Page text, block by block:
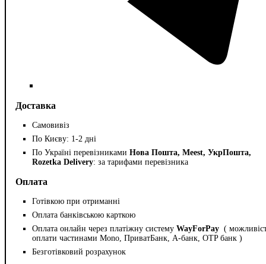
Доставка
Самовивіз
По Києву: 1-2 дні
По Україні перевізниками Нова Пошта, Meest, УкрПошта,
Rozetka Delivery: за тарифами перевізника
Оплата
Готівкою при отриманні
Оплата банківською карткою
Оплата онлайн через платіжну систему WayForPay (
оплати частинами Mono, ПриватБанк, А-банк, OTP банк )
Безготівковий розрахунок